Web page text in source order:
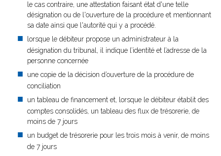
le cas contraire, une attestation faisant état d'une telle
désignation ou de l'ouverture de la procédure et mentionnant
sa date ainsi que l'autorité qui y a procédé.
lorsque le débiteur propose un administrateur à la
désignation du tribunal, il indique l’identité et l’adresse de la
personne concernée
une copie de la décision d’ouverture de la procédure de
conciliation
un tableau de financement et, lorsque le débiteur établit des
comptes consolidés, un tableau des flux de trésorerie, de
moins de 7 jours
un budget de trésorerie pour les trois mois à venir, de moins
de 7 jours